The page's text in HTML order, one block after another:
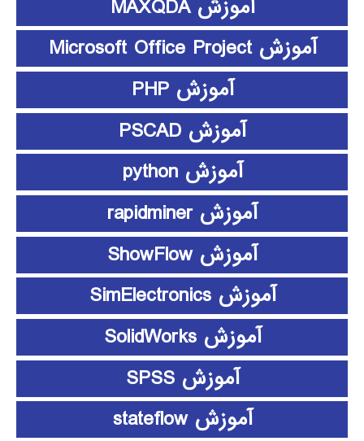
آموزش MAXQDA
آموزش Microsoft Office Project
آموزش PHP
آموزش PSCAD
آموزش python
آموزش rapidminer
آموزش ShowFlow
آموزش SimElectronics
آموزش SolidWorks
آموزش SPSS
آموزش stateflow